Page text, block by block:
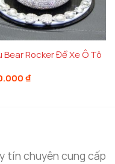
hợp kim mạ vàng
trọng mà còn giúp
sắc và độ bóng theo
có kích thước vừa
ô tô đẹp
Không Gian
Bear Rocker Để Xe Ô Tô
₫
tín chuyên cung cấp